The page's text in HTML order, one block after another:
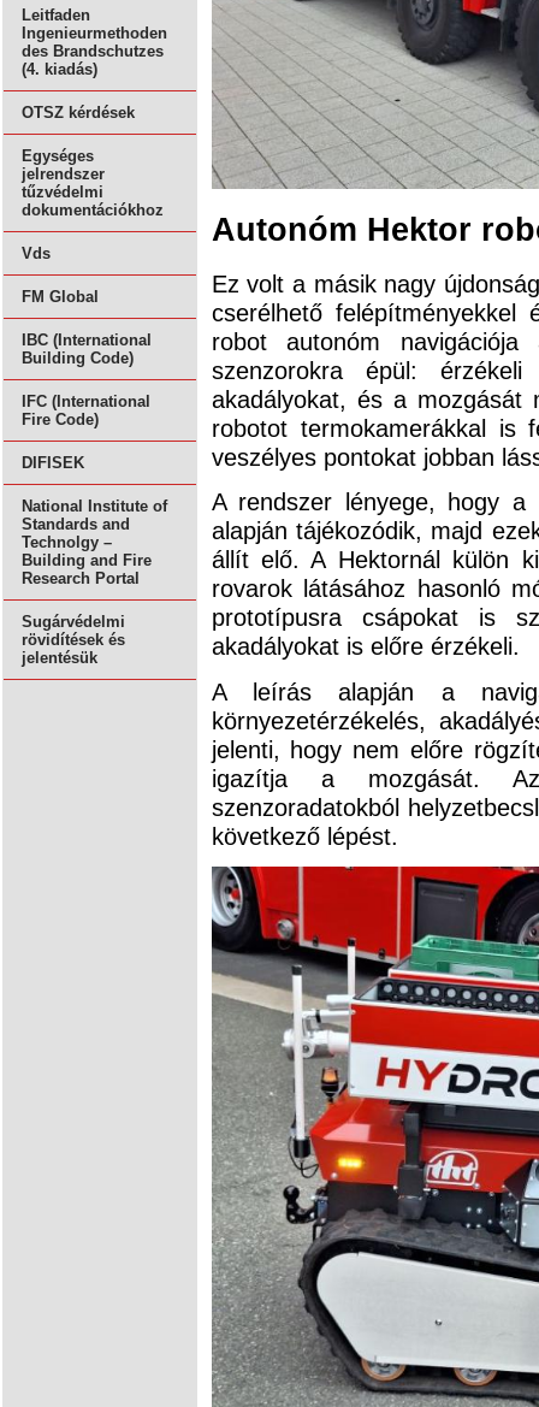
Leitfaden
Ingenieurmethoden
des Brandschutzes
(4. kiadás)
OTSZ kérdések
Egységes
jelrendszer
tűzvédelmi
dokumentációkhoz
Vds
FM Global
IBC (International
Building Code)
IFC (International
Fire Code)
DIFISEK
National Institute of
Standards and
Technolgy –
Building and Fire
Research Portal
Sugárvédelmi
rövidítések és
jelentésük
Autonóm Hektor
Ez volt a másik nagy
cserélhető felépítményekkel
robot autonóm
szenzorokra épül:
akadályokat, és a mozgását
robotot termokamerákkal is
veszélyes pontokat jobban
A rendszer lényege, hogy a
alapján tájékozódik, majd
állít elő. A Hektornál külön
rovarok látásához hasonló
prototípusra csápokat is
akadályokat is előre érzékeli.
A leírás alapján a
környezetérzékelés,
jelenti, hogy nem előre
igazítja a mozgását.
szenzoradatokból
következő lépést.